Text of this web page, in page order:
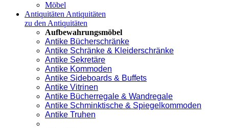
Möbel
Antiquitäten Antiquitäten
zu den Antiquitäten
Aufbewahrungsmöbel
Antike Bücherschränke
Antike Schränke & Kleiderschränke
Antike Sekretäre
Antike Kommoden
Antike Sideboards & Buffets
Antike Vitrinen
Antike Bücherregale & Wandregale
Antike Schminktische & Spiegelkommoden
Antike Truhen